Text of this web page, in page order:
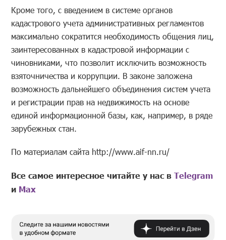
Кроме того, с введением в системе органов
кадастрового учета административных регламентов
максимально сократится необходимость общения лиц,
заинтересованных в кадастровой информации с
чиновниками, что позволит исключить возможность
взяточничества и коррупции. В законе заложена
возможность дальнейшего объединения систем учета
и регистрации прав на недвижимость на основе
единой информационной базы, как, например, в ряде
зарубежных стан.
По материалам сайта http://www.aif-nn.ru/
Все самое интересное читайте у нас вTelegram
и Mах